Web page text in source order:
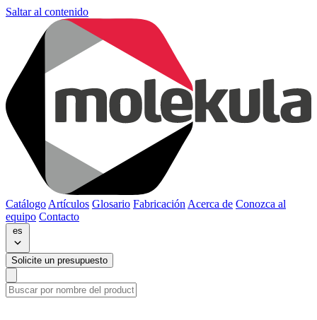
Saltar al contenido
Catálogo Artículos Glosario Fabricación Acerca de Conozca al
equipo Contacto
es
Solicite un presupuesto